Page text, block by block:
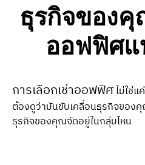
ธุรกิจของ
ออฟฟิศแ
การเลือกเช่าออฟฟิศไม่ใช่แ
ต้องดูว่ามันขับเคลื่อนธุรกิจของ
ธุรกิจของคุณจัดอยู่ในกลุ่มไหน